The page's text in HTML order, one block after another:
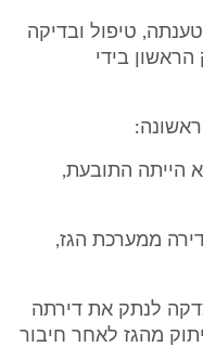
טיפול ובדיקה
בידי
הראשון, 19.12.02, לא הייתה התובעת,
ממערכת הגז,
לנתק את דירתה
מהגז לאחר חיבור